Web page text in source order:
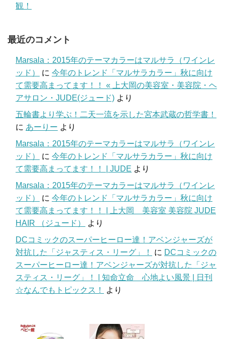
観！
最近のコメント
Marsala：2015年のテーマカラーはマルサラ（ワインレ
ッド）
に 今年のトレンド「マルサラカラー」秋に向け
て需要高まってます！！ « 上大岡の美容室・美容院・ヘ
アサロン・JUDE(ジュード) より
五輪書より学ぶ！二天一流を示した宮本武蔵の哲学書！
に あーりー より
Marsala：2015年のテーマカラーはマルサラ（ワインレ
ッド）
に 今年のトレンド「マルサラカラー」秋に向け
て需要高まってます！！ | JUDE より
Marsala：2015年のテーマカラーはマルサラ（ワインレ
ッド）
に 今年のトレンド「マルサラカラー」秋に向け
て需要高まってます！！ | 上大岡 美容室 美容院 JUDE
HAIR （ジュード）
より
DCコミックのスーパーヒーロー達！アベンジャーズが
対抗した「ジャスティス・リーグ」！
に DCコミックの
スーパーヒーロー達！アベンジャーズが対抗した「ジャ
スティス・リーグ」！ | 知命立命 心地よい風景 | 日刊
☆なんでもトピックス！
より